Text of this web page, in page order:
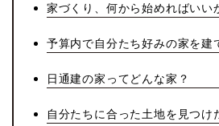
家づくり、何から始めればいい
予算内で自分たち好みの家を建
日通建の家ってどんな家？
自分たちに合った土地を見つけ